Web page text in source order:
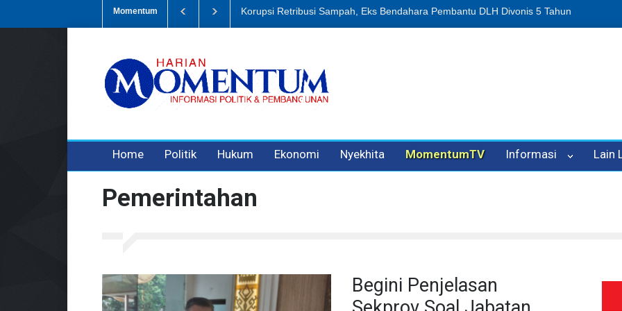
Momentum Dugaan Penipuan Oleh Oknum Kadis, Kuasa Hukum Pelapor Desak Polisi Tetapkan P-
Home Politik Hukum Ekonomi Nyekhita MomentumTV Informasi Lain
Pemerintahan
Begini Penjelasan